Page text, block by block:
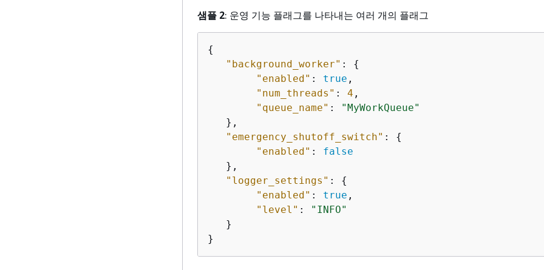
샘플 2: 운영 기능 플래그를 나타내는 여러 개의 플래그
{
"background_worker" : {
"enabled" : true ,
"num_threads" : 4 ,
"queue_name" :
"MyWorkQueue"
   },
"emergency_shutoff_switch" : {
"enabled" : false
   },
"logger_settings" : {
"enabled" : true ,
"level" :
"INFO"
   }
}